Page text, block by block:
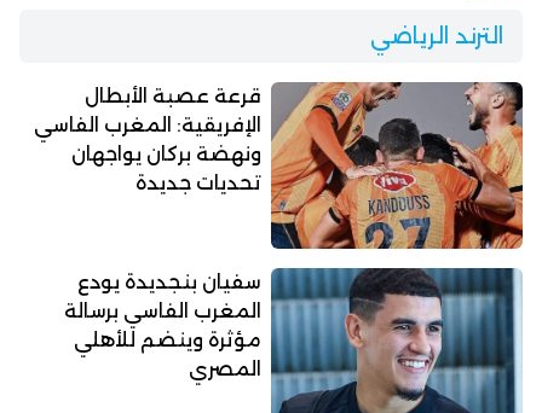
الترند الرياضي
قرعة عصبة الأبطال
الإفريقية: المغرب الفاسي
ونهضة بركان يواجهان
تحديات جديدة
سفيان بنجديدة يودع
المغرب الفاسي برسالة
مؤثرة وينضم للأهلي
المصري